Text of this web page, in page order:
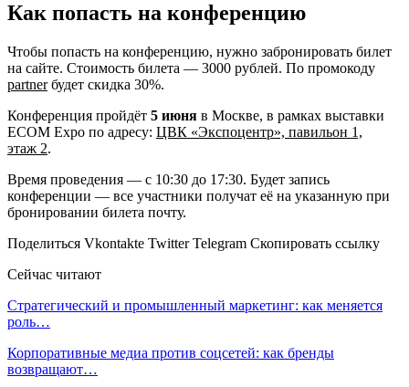
Как попасть на конференцию
Чтобы попасть на конференцию, нужно забронировать билет
на сайте. Стоимость билета — 3000 рублей. По промокоду
partnerбудет скидка 30%.
Конференция пройдёт 5 июня в Москве, в рамках выставки
ECOM Expo по адресу: ЦВК «Экспоцентр», павильон 1,
этаж 2.
Время проведения — с 10:30 до 17:30. Будет запись
конференции — все участники получат её на указанную при
бронировании билета почту.
Поделиться Vkontakte Twitter Telegram Скопировать ссылку
Сейчас читают
Стратегический и промышленный маркетинг: как меняется
роль…
Корпоративные медиа против соцсетей: как бренды
возвращают…